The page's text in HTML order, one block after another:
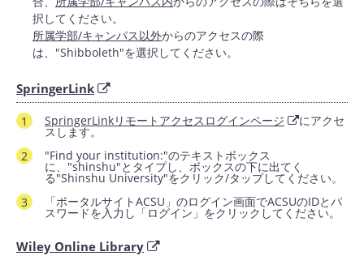
択してください。
所属学部/キャンパス以外からのアクセスの際
は、"Shibboleth"を選択してください。
SpringerLink
SpringerLinkリモートアクセスログインページ にアクセ
スします。
"Find your institution:"のテキストボックス
に、"shinshu"とタイプし、ボックスの下に出てく
る"Shinshu University"をクリック/タップしてください。
「ポータルサイトACSU」のログイン画面でACSUのIDとパ
スワードを入力し「ログイン」をクリックしてください。
Wiley Online Library